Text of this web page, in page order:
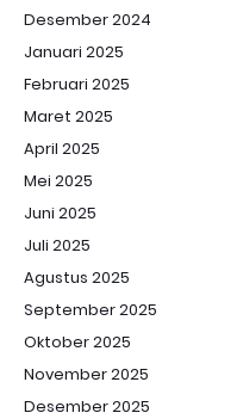
Desember 2024
Januari 2025
Februari 2025
Maret 2025
April 2025
Mei 2025
Juni 2025
Juli 2025
Agustus 2025
September 2025
Oktober 2025
November 2025
Desember 2025